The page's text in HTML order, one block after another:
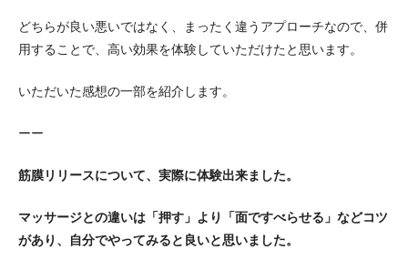
どちらが良い悪いではなく、まったく違うアプローチなので、併
用することで、高い効果を体験していただけたと思います。
いただいた感想の一部を紹介します。
ーー
筋膜リリースについて、実際に体験出来ました。
マッサージとの違いは「押す」より「面ですべらせる」などコツ
があり、自分でやってみると良いと思いました。